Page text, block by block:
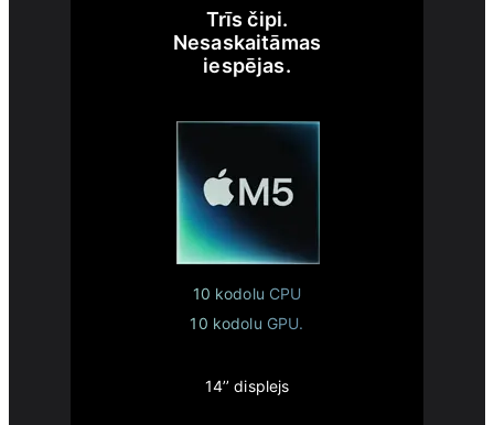
Trīs čipi.
Nesaskaitāmas
iespējas.
10 kodolu CPU
10 kodolu GPU.
14’’ displejs